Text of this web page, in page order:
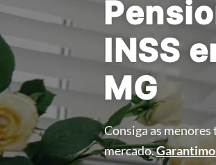
INSS
MG
Consiga as menores
mercado.